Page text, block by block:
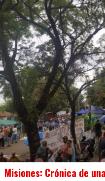
Misiones: Crónica de